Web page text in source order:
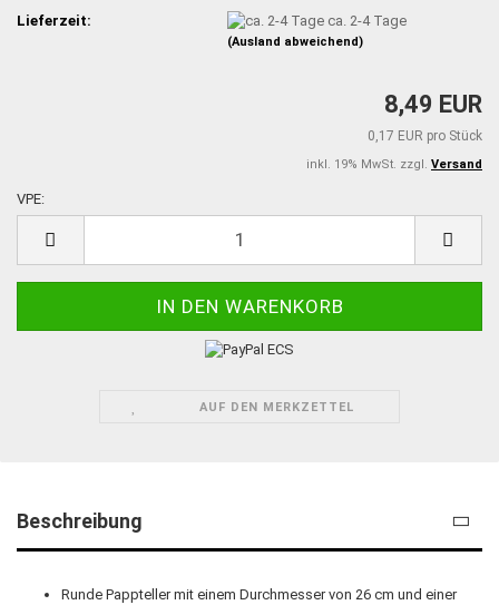
Lieferzeit:
ca. 2-4 Tage
(Ausland abweichend)
8,49 EUR
0,17 EUR pro Stück
inkl. 19% MwSt. zzgl. Versand
VPE:
AUF DEN MERKZETTEL
Beschreibung
Runde Pappteller mit einem Durchmesser von 26 cm und einer